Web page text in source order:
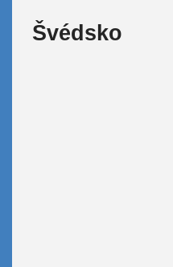
Švédsko